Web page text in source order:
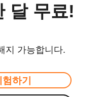
달 무료!
지 가능합니다.
하기